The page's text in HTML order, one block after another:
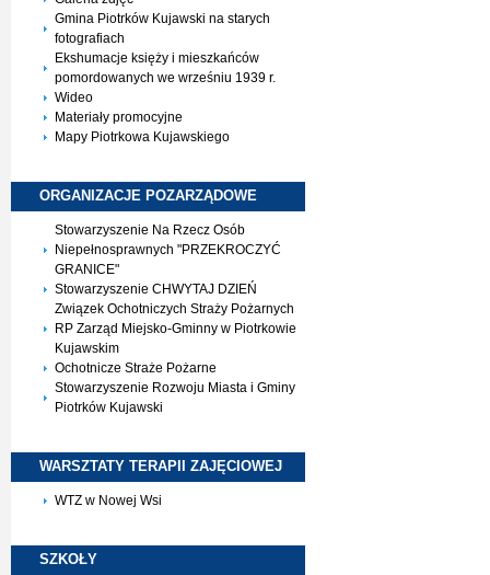
Gmina Piotrków Kujawski na starych
fotografiach
Ekshumacje księży i mieszkańców
pomordowanych we wrześniu 1939 r.
Wideo
Materiały promocyjne
Mapy Piotrkowa Kujawskiego
ORGANIZACJE POZARZĄDOWE
Stowarzyszenie Na Rzecz Osób
Niepełnosprawnych "PRZEKROCZYĆ
GRANICE"
Stowarzyszenie CHWYTAJ DZIEŃ
Związek Ochotniczych Straży Pożarnych
RP Zarząd Miejsko-Gminny w Piotrkowie
Kujawskim
Ochotnicze Straże Pożarne
Stowarzyszenie Rozwoju Miasta i Gminy
Piotrków Kujawski
WARSZTATY TERAPII ZAJĘCIOWEJ
WTZ w Nowej Wsi
SZKOŁY